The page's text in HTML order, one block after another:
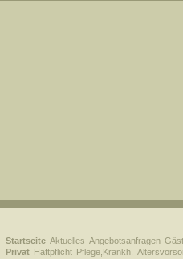
Startseite Aktuelles Angebotsanfragen
Privat Haftpflicht Pflege,Krankh.